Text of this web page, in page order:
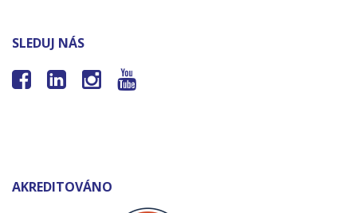
SLEDUJ NÁS
   
AKREDITOVÁNO